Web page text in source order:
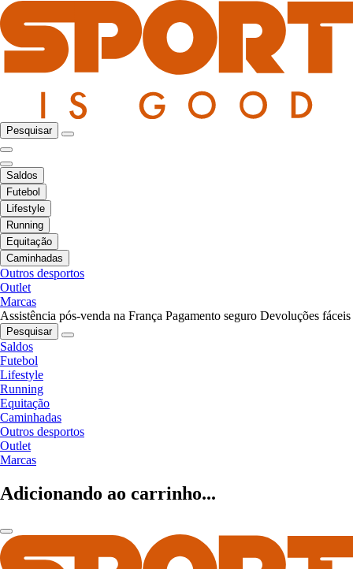
Pesquisar
Saldos
Futebol
Lifestyle
Running
Equitação
Caminhadas
Outros desportos
Outlet
Marcas
Assistência pós-venda na França Pagamento seguro Devoluções fáceis
Pesquisar
Saldos
Futebol
Lifestyle
Running
Equitação
Caminhadas
Outros desportos
Outlet
Marcas
Adicionando ao carrinho...